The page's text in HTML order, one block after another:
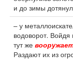
и до зимы
– у
водоворот.
тут же
Раздают их из